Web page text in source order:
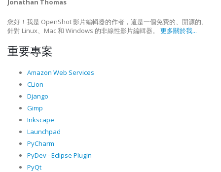
Jonathan Thomas
您好！我是 OpenShot 影片編輯器的作者，這是一個免費的、開源的、
針對 Linux、Mac 和 Windows 的非線性影片編輯器。 更多關於我...
重要專案
Amazon Web Services
CLion
Django
Gimp
Inkscape
Launchpad
PyCharm
PyDev - Eclipse Plugin
PyQt